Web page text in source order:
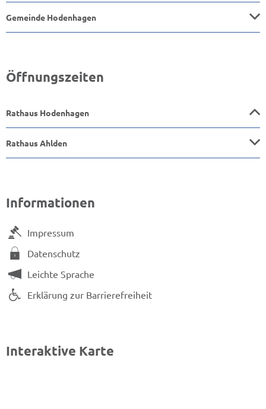
Gemeinde Hodenhagen
Öffnungszeiten
Rathaus Hodenhagen
Rathaus Ahlden
Informationen
Impressum
Datenschutz
Leichte Sprache
Erklärung zur Barrierefreiheit
Interaktive Karte